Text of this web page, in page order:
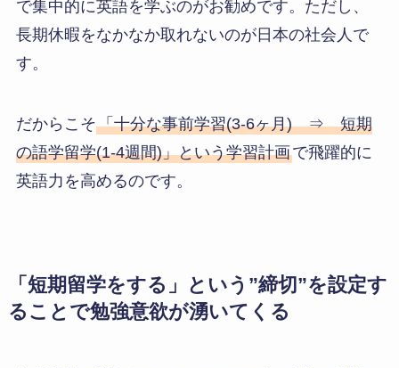
で集中的に英語を学ぶのがお勧めです。ただし、
長期休暇をなかなか取れないのが日本の社会人で
す。
だからこそ「十分な事前学習(3-6ヶ月) ⇒ 短期
の語学留学(1-4週間)」という学習計画で飛躍的に
英語力を高めるのです。
「短期留学をする」という”締切”を設定す
ることで勉強意欲が湧いてくる